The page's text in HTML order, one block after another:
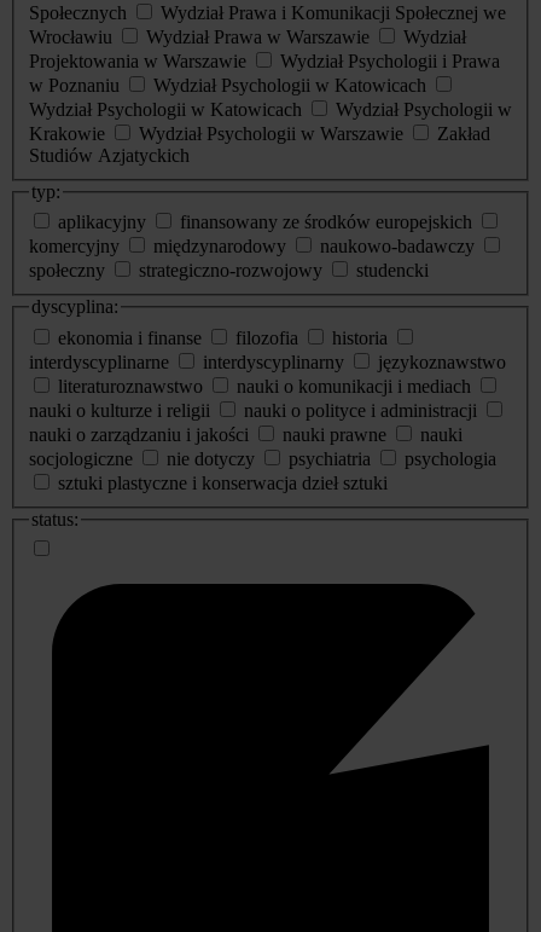
Społecznych
Wydział Prawa i Komunikacji Społecznej we
Wrocławiu
Wydział Prawa w Warszawie
Wydział
Projektowania w Warszawie
Wydział Psychologii i Prawa
w Poznaniu
Wydział Psychologii w Katowicach
Wydział Psychologii w Katowicach
Wydział Psychologii w
Krakowie
Wydział Psychologii w Warszawie
Zakład
Studiów Azjatyckich
typ:
aplikacyjny
finansowany ze środków europejskich
komercyjny
międzynarodowy
naukowo-badawczy
społeczny
strategiczno-rozwojowy
studencki
dyscyplina:
ekonomia i finanse
filozofia
historia
interdyscyplinarne
interdyscyplinarny
językoznawstwo
literaturoznawstwo
nauki o komunikacji i mediach
nauki o kulturze i religii
nauki o polityce i administracji
nauki o zarządzaniu i jakości
nauki prawne
nauki
socjologiczne
nie dotyczy psychiatria
psychologia
sztuki plastyczne i konserwacja dzieł sztuki
status: